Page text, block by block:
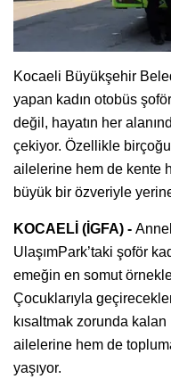
Kocaeli Büyükşehir
yapan kadın otobüs
değil, hayatın her
çekiyor. Özellikle
ailelerine hem de kente
büyük bir özveriyle
KOCAELİ (İGFA) -
UlaşımPark’taki şoför
emeğin en somut
Çocuklarıyla
kısaltmak zorunda
ailelerine hem de
yaşıyor.